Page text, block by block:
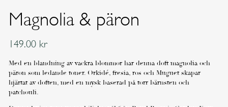
Magnolia & päron
149.00 kr
Med en blandning av vackra blommor har denna doft magnolia och
päron som ledande toner. Orkidé, fresia, ros och Muguet skapar
hjärtat av doften, med en mysk baserad på torr bärnsten och
patchouli.